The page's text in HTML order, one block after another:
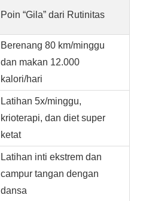
Poin “Gila” dari Rutinitas
Berenang 80 km/minggu
dan makan 12.000
kalori/hari
Latihan 5x/minggu,
krioterapi, dan diet super
ketat
Latihan inti ekstrem dan
campur tangan dengan
dansa